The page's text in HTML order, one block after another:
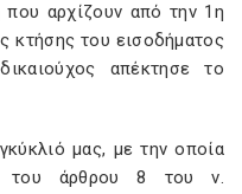
αρχίζουν από την 1η
κτήσης του εισοδήματος
απέκτησε το
μας, με την οποία
του άρθρου 8 του ν.